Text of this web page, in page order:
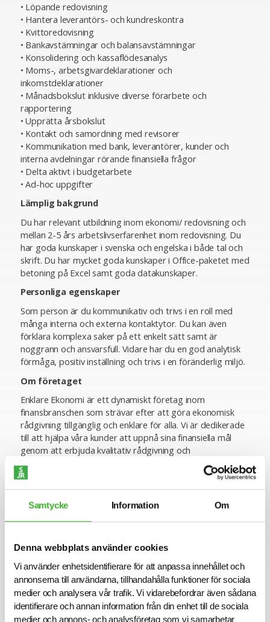
Samtycke Information Om
Denna webbplats använder cookies
Vi använder enhetsidentifierare för att anpassa innehållet och
annonserna till användarna, tillhandahålla funktioner för sociala
medier och analysera vår trafik. Vi vidarebefordrar även sådana
identifierare och annan information från din enhet till de sociala
medier och annons- och analysföretag som vi samarbetar
• Löpande redovisning
• Hantera leverantörs- och kundreskontra
• Kvittoredovisning
• Bankavstämningar och balansavstämningar
• Konsolidering och kassaflödesanalys
• Moms-, arbetsgivardeklarationer och
inkomstdeklarationer
• Månadsbokslut inklusive diverse förarbete och
rapportering
• Upprätta årsbokslut
• Kontakt och samordning med revisorer
• Kommunikation med bank, leverantörer, kunder och
interna avdelningar rörande finansiella frågor
• Delta aktivt i budgetarbete
• Ad-hoc uppgifter
Lämplig bakgrund
Du har relevant utbildning inom ekonomi/ redovisning och
mellan 2-5 års arbetslivserfarenhet inom redovisning. Du
har goda kunskaper i svenska och engelska i både tal och
skrift. Du har mycket goda kunskaper i Office-paketet med
betoning på Excel samt goda datakunskaper.
Personliga egenskaper
Som person är du kommunikativ och trivs i en roll med
många interna och externa kontaktytor. Du kan även
förklara komplexa saker på ett enkelt sätt samt är
noggrann och ansvarsfull. Vidare har du en god analytisk
förmåga, positiv inställning och trivs i en föränderlig miljö.
Om företaget
Enklare Ekonomi är ett dynamiskt företag inom
finansbranschen som strävar efter att göra ekonomisk
rådgivning tillgänglig och enklare för alla. Vi är dedikerade
till att hjälpa våra kunder att uppnå sina finansiella mål
genom att erbjuda kvalitativ rådgivning och
skräddarsydda lösningar. I takt med vår tillväxt, letar vi nu
efter en Redovisningsansvarig. En person som kan vara
spindeln i nätet för vår ekonomiavdelning och som brinner
för att uppnå högsta kvalitet i redovisning och finansiell
rapportering. Är du redo att ansluta dig till ett dynamiskt
team och vara med och forma ekonomiavdelningens
I denna rekrytering har Enklare Ekonomi Sverige AB valt
att samarbeta med SJR. För mer information är du varmt
välkommen att kontakta ansvarig rekryteringskonsult
Sebastian Ragnarsson på Sebastian.Ragnarsson@sjr.se.